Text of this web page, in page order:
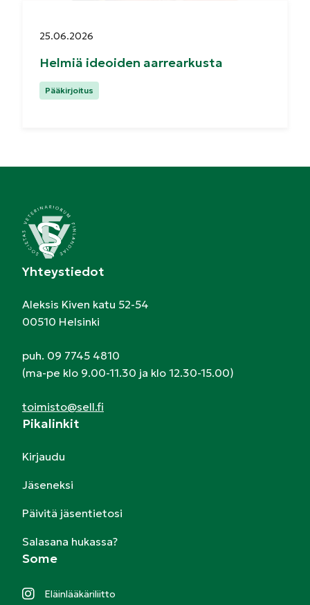
Helmiä ideoiden aarrearkusta
Julkaistu:
25.06.2026
Kategoriat:
Pääkirjoitus
Yhteystiedot
Aleksis Kiven katu 52-54
00510 Helsinki
puh. 09 7745 4810
(ma-pe klo 9.00-11.30 ja klo 12.30-15.00)
toimisto@sell.fi
Pikalinkit
Kirjaudu
Jäseneksi
Päivitä jäsentietosi
Salasana hukassa?
Some
Eläinlääkäriliitto